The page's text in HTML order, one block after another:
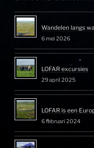
Wandelen langs
6 mei 2026
LOFAR excursies
29 april 2025
LOFAR is een
6 februari 2024